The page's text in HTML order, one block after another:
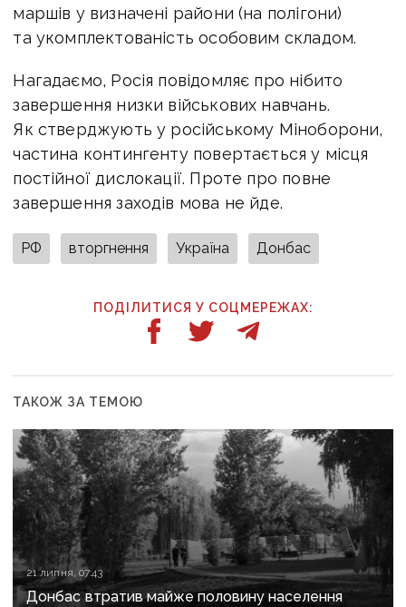
маршів у визначені райони (на полігони)
та укомплектованість особовим складом.
Нагадаємо, Росія повідомляє про нібито
завершення низки військових навчань.
Як стверджують у російському Міноборони,
частина контингенту повертається у місця
постійної дислокації. Проте про повне
завершення заходів мова не йде.
РФ вторгнення Україна Донбас
ПОДІЛИТИСЯ У СОЦМЕРЕЖАХ:
ТАКОЖ ЗА ТЕМОЮ
21 липня, 07:43
Донбас втратив майже половину населення